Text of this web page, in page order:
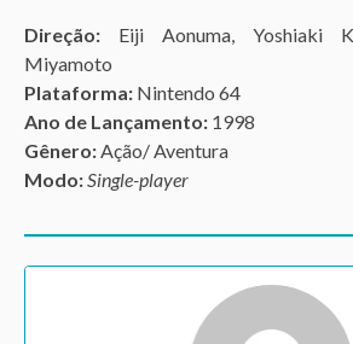
Direção: Eiji Aonuma, Yoshiaki
Miyamoto
Plataforma: Nintendo 64
Ano de Lançamento: 1998
Gênero:Ação/ Aventura
Modo:Single-player